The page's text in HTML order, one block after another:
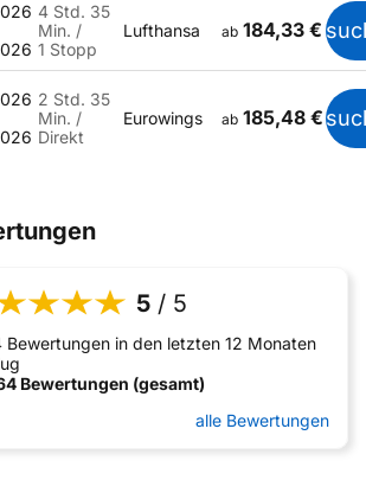
4 Std. 35
Min. /
1 Stopp
Lufthansa ab 184,33 €
2 Std. 35
Min. /
Direkt
Eurowings ab 185,48 €
5 / 5
Bewertungen in den letzten 12 Monaten
Bewertungen (gesamt)
alle Bewertungen